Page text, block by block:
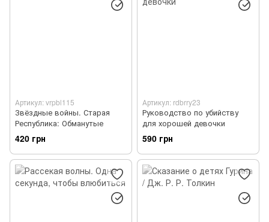
Артикул: vrpbl115
Звёздные войны. Старая
Республика: Обманутые
420 грн
Артикул: rdbrry23
Руководство по убийству
для хорошей девочки
590 грн